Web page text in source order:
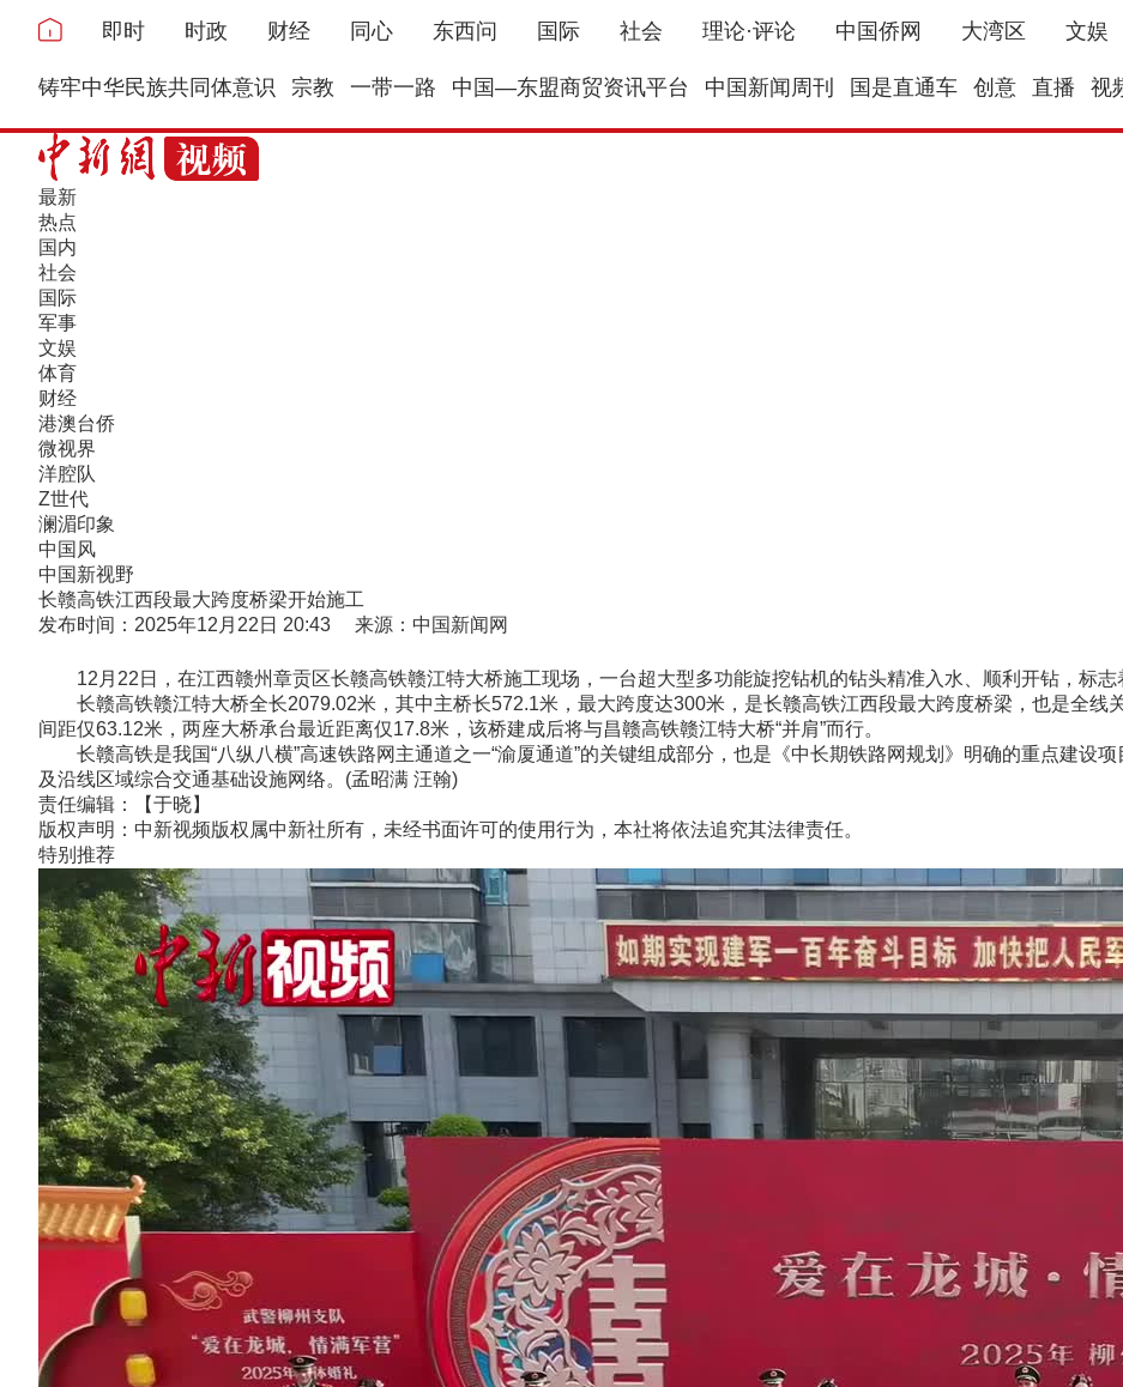
即时 时政 财经 同心 东西问 国际 社会 理论·评论 中国侨网 大湾区 文娱
铸牢中华民族共同体意识 宗教 一带一路 中国—东盟商贸资讯平台 中国新闻周刊 国是直通车 创意 直播 视
最新
热点
国内
社会
国际
军事
文娱
体育
财经
港澳台侨
微视界
洋腔队
Z世代
澜湄印象
中国风
中国新视野
长赣高铁江西段最大跨度桥梁开始施工
发布时间：2025年12月22日 20:43 来源：中国新闻网
12月22日，在江西赣州章贡区长赣高铁赣江特大桥施工现场，一台超大型多功能旋挖钻机的钻头精准入水、顺利开钻，标志
长赣高铁赣江特大桥全长2079.02米，其中主桥长572.1米，最大跨度达300米，是长赣高铁江西段最大跨度桥梁，也是全线
间距仅63.12米，两座大桥承台最近距离仅17.8米，该桥建成后将与昌赣高铁赣江特大桥“并肩”而行。
长赣高铁是我国“八纵八横”高速铁路网主通道之一“渝厦通道”的关键组成部分，也是《中长期铁路网规划》明确的重点建设
及沿线区域综合交通基础设施网络。(孟昭满 汪翰)
责任编辑：【于晓】
版权声明：中新视频版权属中新社所有，未经书面许可的使用行为，本社将依法追究其法律责任。
特别推荐